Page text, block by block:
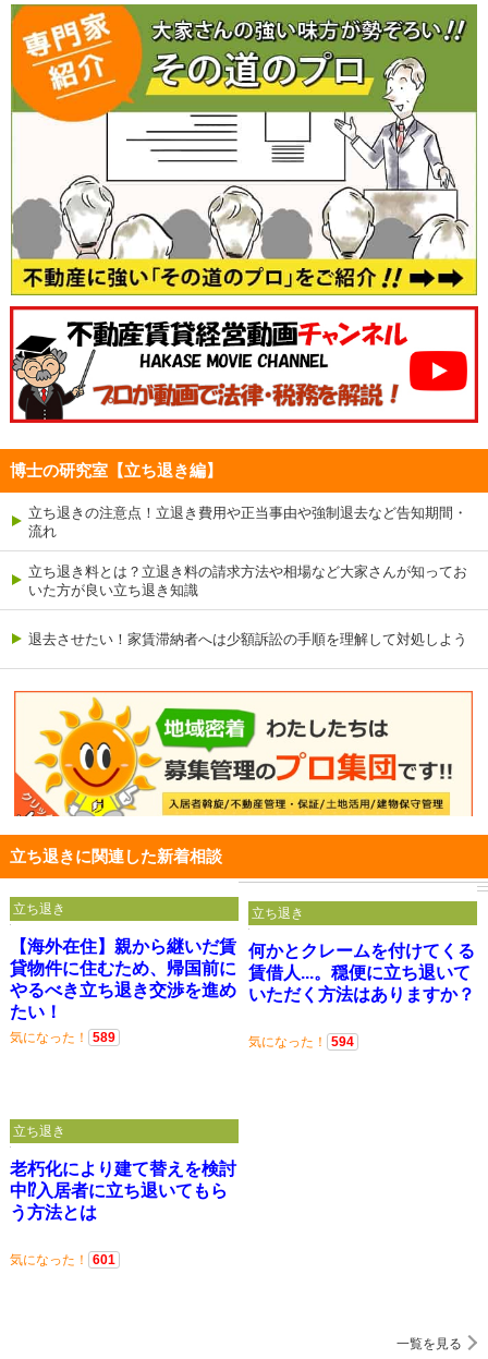
博士の研究室【立ち退き編】
立ち退きの注意点！立退き費用や正当事由や強制退去など告知期間・
流れ
立ち退き料とは？立退き料の請求方法や相場など大家さんが知ってお
いた方が良い立ち退き知識
退去させたい！家賃滞納者へは少額訴訟の手順を理解して対処しよう
立ち退きに関連した新着相談
【海外在住】親から継いだ賃
貸物件に住むため、帰国前に
やるべき立ち退き交渉を進め
たい！
気になった！ 589
立ち退き
何かとクレームを付けてくる
賃借人...。穏便に立ち退いて
いただく方法はありますか？
気になった！ 594
立ち退き
老朽化により建て替えを検討
中⁉入居者に立ち退いてもら
う方法とは
気になった！ 601
立ち退き
一覧を見る